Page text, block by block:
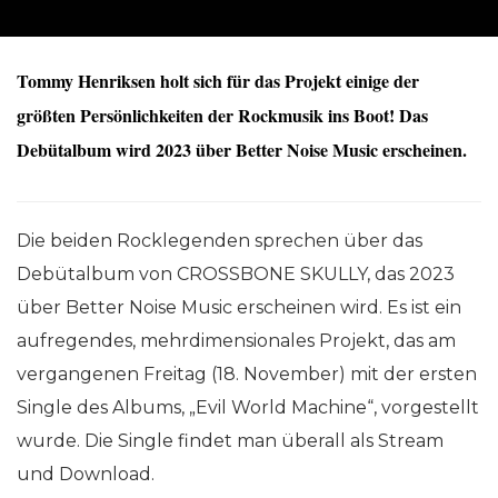
Tommy Henriksen holt sich für das Projekt einige der
größten Persönlichkeiten der Rockmusik ins Boot! Das
Debütalbum wird 2023 über Better Noise Music erscheinen.
Die beiden Rocklegenden sprechen über das
Debütalbum von CROSSBONE SKULLY, das 2023
über Better Noise Music erscheinen wird. Es ist ein
aufregendes, mehrdimensionales Projekt, das am
vergangenen Freitag (18. November) mit der ersten
Single des Albums, „Evil World Machine“, vorgestellt
wurde. Die Single findet man überall als Stream
und Download.